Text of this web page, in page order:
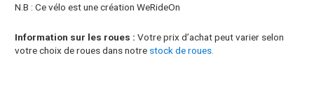
N.B : Ce vélo est une création WeRideOn
Information sur les roues : Votre prix d’achat peut varier selon
votre choix de roues dans notre stock de roues.